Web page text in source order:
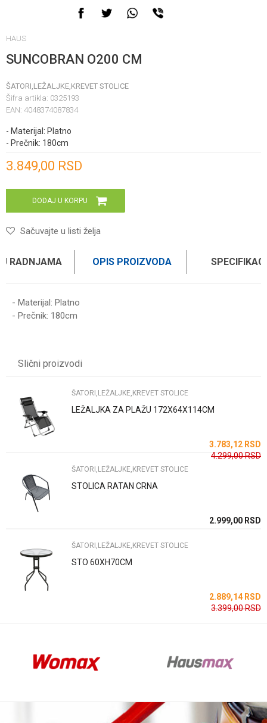
HAUS
SUNCOBRAN O200 CM
ŠATORI,LEŽALJKE,KREVET STOLICE
Šifra artikla: 0325193
EAN: 4048374087834
- Materijal: Platno
- Prečnik: 180cm
3.849,00 RSD
DODAJ U KORPU
Sačuvajte u listi želja
RADNJAMA OPIS PROIZVODA
- Materijal: Platno
- Prečnik: 180cm
Težina specifikacija
HAUS
Poruka
Anti-spam zaštita - izračunajte koliko je 4 + 1 :
POŠALJI
Slični proizvodi
ŠATORI,LEŽALJKE,KREVET STOLICE
LEŽALJKA ZA PLAŽU 172X64X114CM
3.783,12 RSD
4.299,00RSD
ŠATORI,LEŽALJKE,KREVET STOLICE
STOLICA RATAN CRNA
2.999,00 RSD
ŠATORI,LEŽALJKE,KREVET STOLICE
STO 60XH70CM
2.889,14 RSD
3.399,00RSD